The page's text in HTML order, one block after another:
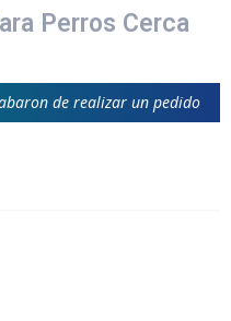
Perros Cerca